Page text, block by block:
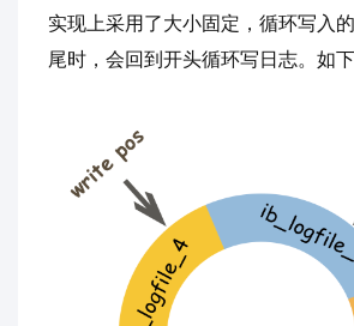
实现上采用了大小固定，循环写入
尾时，会回到开头循环写日志。如下